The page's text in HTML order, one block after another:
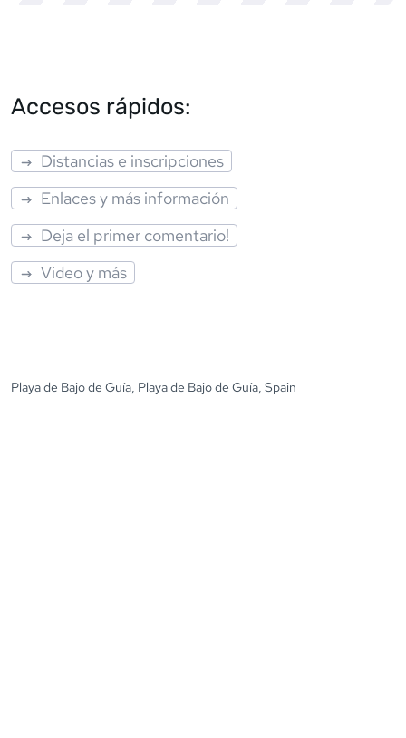
Accesos rápidos:
Distancias e inscripciones
Enlaces y más información
Deja el primer comentario!
Video y más
Playa de Bajo de Guía, Playa de Bajo de Guía, Spain